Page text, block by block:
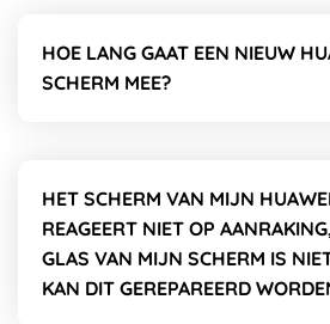
HOE LANG GAAT EEN NIEUW
SCHERM MEE?
HET SCHERM VAN MIJN
REAGEERT NIET OP
GLAS VAN MIJN SCHERM IS
KAN DIT GEREPAREERD